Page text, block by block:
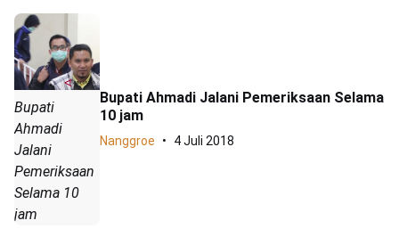
Bupati
Ahmadi
Jalani
Pemeriksaan
Selama 10
jam
Bupati Ahmadi Jalani Pemeriksaan Selama
10 jam
Nanggroe 4 Juli 2018